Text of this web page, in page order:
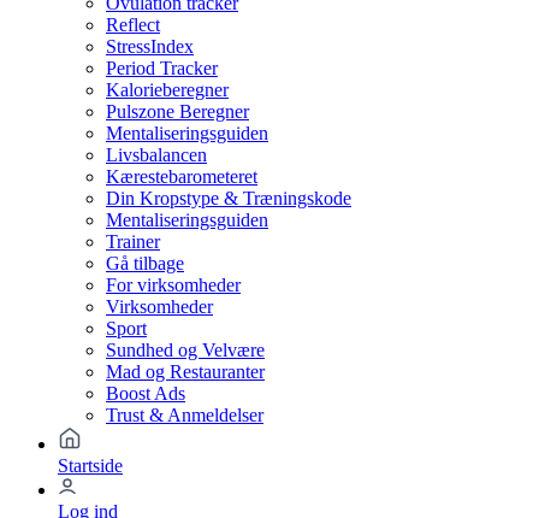
Reflect
StressIndex
Period Tracker
Kalorieberegner
Pulszone Beregner
Mentaliseringsguiden
Livsbalancen
Kærestebarometeret
Din Kropstype & Træningskode
Mentaliseringsguiden
Trainer
Gå tilbage
For virksomheder
Virksomheder
Sport
Sundhed og Velvære
Mad og Restauranter
Boost Ads
Trust & Anmeldelser
Startside
Log ind